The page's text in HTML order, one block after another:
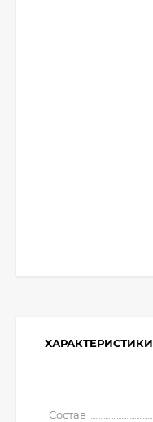
ХАРАКТЕРИСТИКИ
Состав